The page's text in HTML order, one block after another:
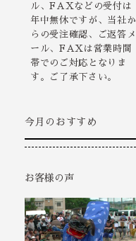
ル、FAXなどの受付は
年中無休ですが、当社か
らの受注確認、ご返答メ
ール、FAXは営業時間
帯でのご対応となりま
す。ご了承下さい。
今月のおすすめ
お客様の声